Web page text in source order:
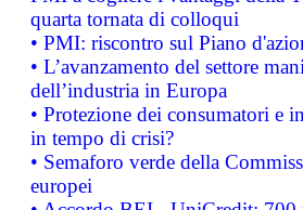
quarta tornata di colloqui
• PMI: riscontro sul Piano
• L’avanzamento del settore
dell’industria in Europa
• Protezione dei consumatori e
in tempo di crisi?
• Semaforo verde della
europei